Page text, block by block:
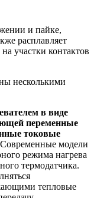
и пайке,
расплавляет
участки контактов
несколькими
в виде
переменные
токовые
Современные модели
режима нагрева
термодатчика.
тепловые